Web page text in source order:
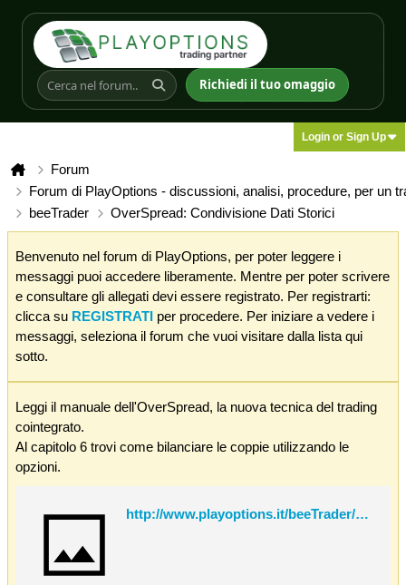
Richiedi il tuo omaggio
Login or Sign Up
Forum
Forum di PlayOptions - discussioni, analisi, procedure, per un
beeTrader
OverSpread: Condivisione Dati Storici
Benvenuto nel forum di PlayOptions, per poter leggere i
messaggi puoi accedere liberamente. Mentre per poter scrivere
e consultare gli allegati devi essere registrato. Per registrarti:
clicca su REGISTRATI per procedere. Per iniziare a vedere i
messaggi, seleziona il forum che vuoi visitare dalla lista qui
sotto.
Leggi il manuale dell'OverSpread, la nuova tecnica del trading
cointegrato.
Al capitolo 6 trovi come bilanciare le coppie utilizzando le
opzioni.
http://www.playoptions.it/beeTrader/OverSpread.pdf